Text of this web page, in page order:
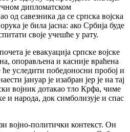
дипломатском
од савезника да се српска војска
је била јасна: ако Србија буде
своје учешће у рату.
је евакуација српске војске
опорављена и касније враћена
уследити победоносни пробој и
јануар је изабран јер је на тај
војник дотакао тло Крфа, чиме
и народа, док симболизује и спас
војно-политички контекст. Он